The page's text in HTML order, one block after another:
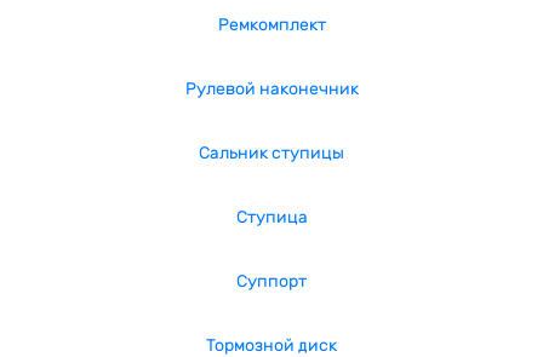
Ремкомплект
Рулевой наконечник
Сальник ступицы
Ступица
Суппорт
Тормозной диск